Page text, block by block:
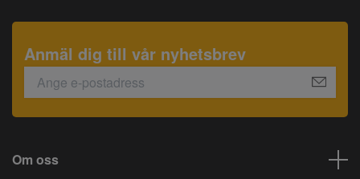
Anmäl dig till vår nyhetsbrev
Om oss